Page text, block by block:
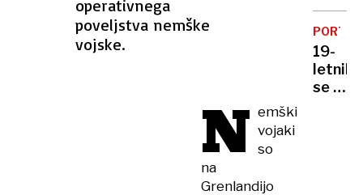
operativnega
poveljstva nemške
vojske.
N emški
vojaki
so
na
Grenlandijo
Putin
Evropo
z
19-
letnik
se je